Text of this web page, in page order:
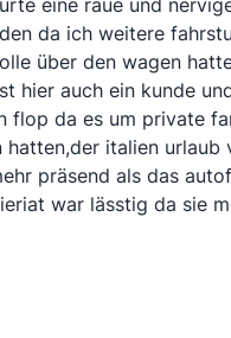
eine raue und
da ich weitere
über den wagen
hier auch ein kunde
flop da es um private
hatten,der italien
präsend als das
war lässtig da sie